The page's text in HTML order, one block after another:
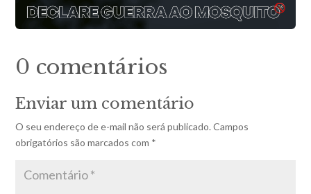
0 comentários
Enviar um comentário
O seu endereço de e-mail não será publicado. Campos
obrigatórios são marcados com *